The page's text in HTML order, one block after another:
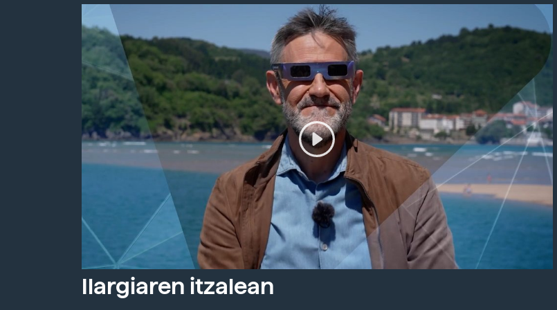
Ilargiaren itzalean